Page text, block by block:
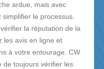
ardue, mais avec
le processus.
la réputation de la
les avis en ligne et
à votre entourage. CW
de toujours vérifier les